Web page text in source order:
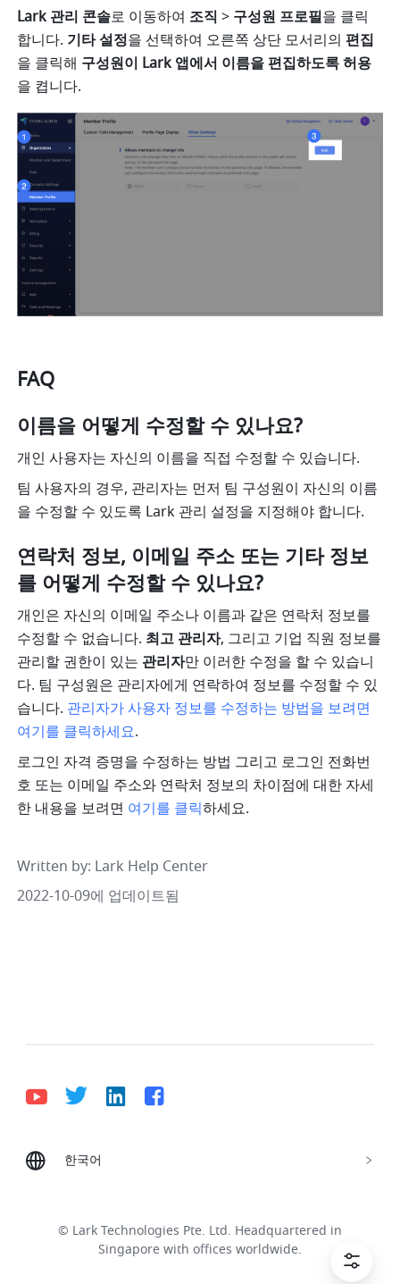
Lark 관리 콘솔로 이동하여 조직 > 구성원 프로필을 클릭
합니다. 기타 설정을 선택하여 오른쪽 상단 모서리의 편집
을 클릭해 구성원이 Lark 앱에서 이름을 편집하도록 허용
을 켭니다.
FAQ
이름을 어떻게 수정할 수 있나요?
개인 사용자는 자신의 이름을 직접 수정할 수 있습니다.
팀 사용자의 경우, 관리자는 먼저 팀 구성원이 자신의 이름
을 수정할 수 있도록 Lark 관리 설정을 지정해야 합니다.
연락처 정보, 이메일 주소 또는 기타 정보
를 어떻게 수정할 수 있나요?
개인은 자신의 이메일 주소나 이름과 같은 연락처 정보를
수정할 수 없습니다. 최고 관리자, 그리고 기업 직원 정보를
관리할 권한이 있는 관리자만 이러한 수정을 할 수 있습니
다. 팀 구성원은 관리자에게 연락하여 정보를 수정할 수 있
습니다. 관리자가 사용자 정보를 수정하는 방법을 보려면
여기를 클릭하세요.
로그인 자격 증명을 수정하는 방법 그리고 로그인 전화번
호 또는 이메일 주소와 연락처 정보의 차이점에 대한 자세
한 내용을 보려면 여기를 클릭하세요.
Written by: Lark Help Center
2022-10-09에 업데이트됨
한국어
Tiếng Việt
ไทย 한국어 日本語
中文
© Lark Technologies Pte. Ltd. Headquartered in
Singapore with offices worldwide.